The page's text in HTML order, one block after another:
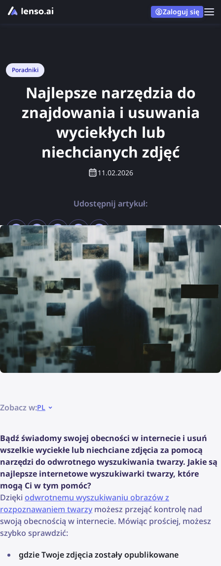
Zaloguj się
Poradniki
Najlepsze narzędzia do
znajdowania i usuwania
wyciekłych lub
niechcianych zdjęć
11.02.2026
Udostępnij artykuł:
Zobacz w:PL
Bądź świadomy swojej obecności w internecie i usuń
wszelkie wyciekłe lub niechciane zdjęcia za pomocą
narzędzi do odwrotnego wyszukiwania twarzy. Jakie są
najlepsze internetowe wyszukiwarki twarzy, które
mogą Ci w tym pomóc?
Dzięki odwrotnemu wyszukiwaniu obrazów z
rozpoznawaniem twarzymożesz przejąć kontrolę nad
swoją obecnością w internecie. Mówiąc prościej, możesz
szybko sprawdzić:
gdzie Twoje zdjęcia zostały opublikowane